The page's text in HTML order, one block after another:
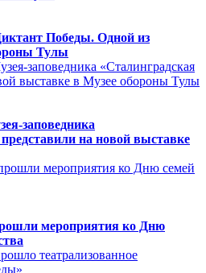
Победы. Одной из
Тулы
заповедника
на новой выставке
мероприятия ко Дню